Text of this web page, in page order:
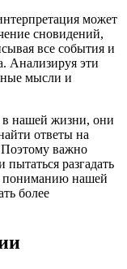
может
сновидений,
все события и
Анализируя эти
мысли и
нашей жизни, они
ответы на
важно
разгадать
пониманию нашей
более